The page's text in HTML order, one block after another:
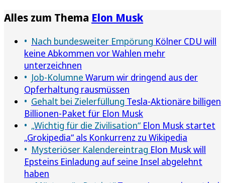
Alles zum Thema Elon Musk
Nach bundesweiter Empörung Kölner CDU will
keine Abkommen vor Wahlen mehr
unterzeichnen
Job-Kolumne Warum wir dringend aus der
Opferhaltung rausmüssen
Gehalt bei Zielerfüllung Tesla-Aktionäre billigen
Billionen-Paket für Elon Musk
„Wichtig für die Zivilisation“ Elon Musk startet
„Grokipedia“ als Konkurrenz zu Wikipedia
Mysteriöser Kalendereintrag Elon Musk will
Epsteins Einladung auf seine Insel abgelehnt
haben